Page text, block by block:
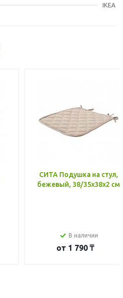
IKEA
СИТА Подушка на стул,
бежевый, 38/35x38x2 см
В наличии
от 1 790 ₸